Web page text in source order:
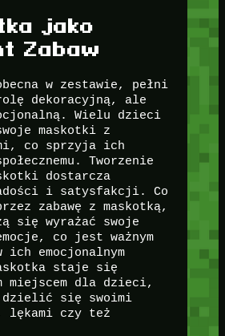
jako
Zabaw
w zestawie, pełni
dekoracyjną, ale
Wielu dzieci
maskotki z
co sprzyja ich
Tworzenie
dostarcza
i satysfakcji. Co
zabawę z maskotką,
się wyrażać swoje
co jest ważnym
ich emocjonalnym
staje się
miejscem dla dzieci,
dzielić się swoimi
lękami czy też